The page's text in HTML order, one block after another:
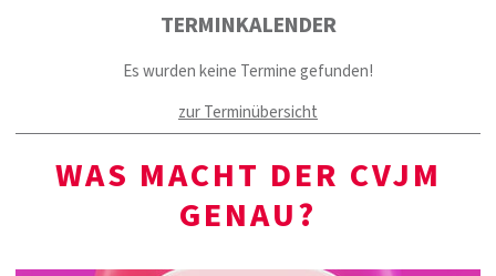
TERMINKALENDER
Es wurden keine Termine gefunden!
zur Terminübersicht
WAS MACHT DER CVJM
GENAU?